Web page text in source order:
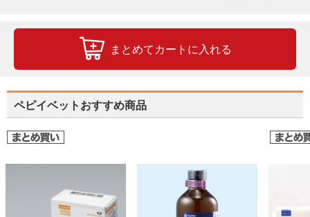
まとめてカートに入れる
ペピイベットおすすめ商品